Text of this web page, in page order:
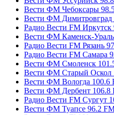
Вести ФМ Чебоксары
Вести ФМ Димитровград
Радио Вести FM Иркутск
Вести ФМ Каменск-
Радио Вести FM Рязань
Радио Вести FM Самара
Вести ФМ Смоленск
Вести ФМ Старый Оскол
Вести ФМ Вологда 100.6
Вести ФМ Дербент 106.8
Радио Вести FM Сургут
Вести ФМ Туапсе 96.2